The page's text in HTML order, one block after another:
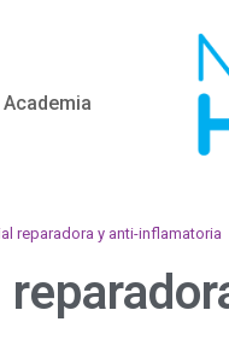
Academia
reparadora y anti-inflamatoria